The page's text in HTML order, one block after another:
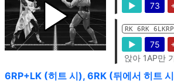
▶ 73
RK 6RK
▶ 75
앉아 1AP만
6RP+LK (히트 시), 6RK (뒤에서 히트